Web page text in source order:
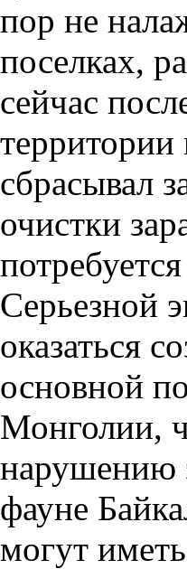
пор не
поселках,
сейчас
территории
сбрасывал
очистки
Серьезной
оказаться
основной
Монголии,
нарушению
фауне
могут